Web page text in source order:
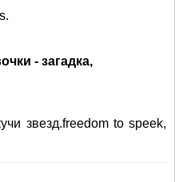
- загадка,
звезд.freedom to speek,